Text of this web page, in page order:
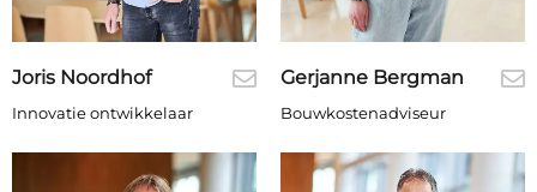
Joris Noordhof
Innovatie ontwikkelaar
Gerjanne Bergman
Bouwkostenadviseur